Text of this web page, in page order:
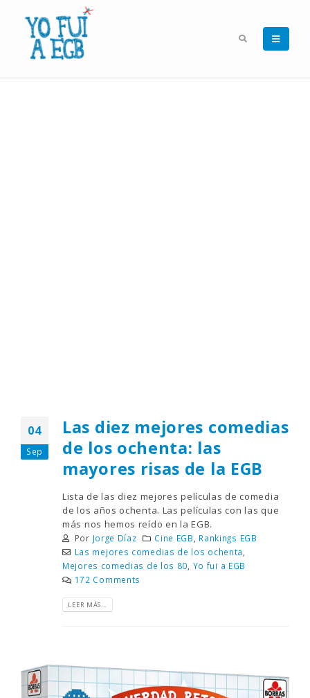
04
Sep
Las diez mejores comedias
de los ochenta: las
mayores risas de la EGB
Lista de las diez mejores películas de comedia
de los años ochenta. Las películas con las que
más nos hemos reído en la EGB.
Por Jorge Díaz Cine EGB
Rankings EGB
Las mejores comedias de los ochenta
Mejores comedias de los 80 Yo fui a EGB
172 Comments
LEER MÁS...